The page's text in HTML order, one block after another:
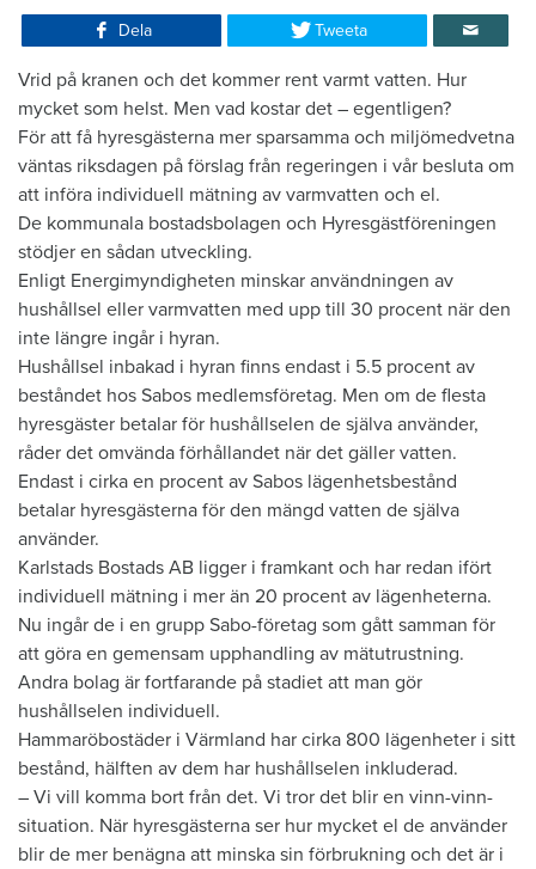
Dela Tweeta
​Vrid på kranen och det kommer rent varmt vatten. Hur
mycket som helst. Men vad kostar det – egentligen?
För att få hyresgästerna mer sparsamma och miljömedvetna
väntas riksdagen på förslag från regeringen i vår besluta om
att införa individuell mätning av varmvatten och el.
De kommunala bostadsbolagen och Hyresgästföreningen
stödjer en sådan utveckling.
Enligt Energimyndigheten minskar användningen av
hushållsel eller varmvatten med upp till 30 procent när den
inte längre ingår i hyran.
Hushållsel inbakad i hyran finns endast i 5.5 procent av
beståndet hos Sabos medlemsföretag. Men om de flesta
hyresgäster betalar för hushållselen de själva använder,
råder det omvända förhållandet när det gäller vatten.
Endast i cirka en procent av Sabos lägenhetsbestånd
betalar hyresgästerna för den mängd vatten de själva
använder.
Karlstads Bostads AB ligger i framkant och har redan ifört
individuell mätning i mer än 20 procent av lägenheterna.
Nu ingår de i en grupp Sabo-företag som gått samman för
att göra en gemensam upphandling av mätutrustning.
Andra bolag är fortfarande på stadiet att man gör
hushållselen individuell.
Hammaröbostäder i Värmland har cirka 800 lägenheter i sitt
bestånd, hälften av dem har hushållselen inkluderad.
– Vi vill komma bort från det. Vi tror det blir en vinn-vinn-
situation. När hyresgästerna ser hur mycket el de använder
blir de mer benägna att minska sin förbrukning och det är i